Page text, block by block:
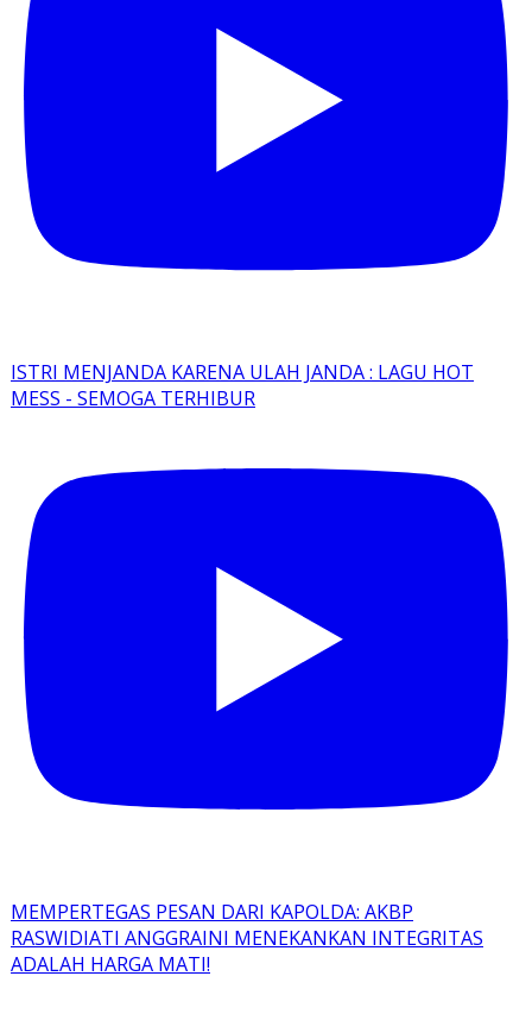
ISTRI MENJANDA KARENA ULAH JANDA : LAGU HOT
MESS - SEMOGA TERHIBUR
MEMPERTEGAS PESAN DARI KAPOLDA: AKBP
RASWIDIATI ANGGRAINI MENEKANKAN INTEGRITAS
ADALAH HARGA MATI!